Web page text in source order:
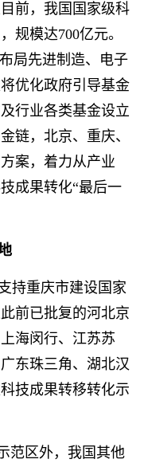
前，我国国家级科
规模达700亿元。
局先进制造、电子
优化政府引导基金
行业各类基金设立
链，北京、重庆、
案，着力从产业
成果转化“最后一
持重庆市建设国家
前已批复的河北京
海闵行、江苏苏
东珠三角、湖北汉
技成果转移转化示
范区外，我国其他